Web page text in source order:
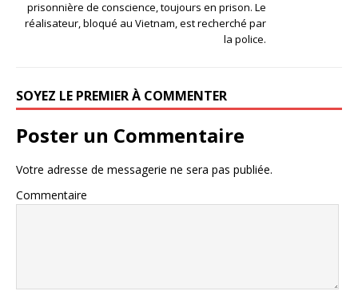
prisonnière de conscience, toujours en prison. Le
réalisateur, bloqué au Vietnam, est recherché par
la police.
SOYEZ LE PREMIER À COMMENTER
Poster un Commentaire
Votre adresse de messagerie ne sera pas publiée.
Commentaire